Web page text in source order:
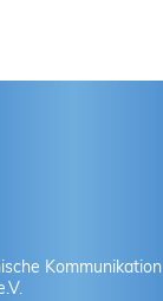
Kommunikation